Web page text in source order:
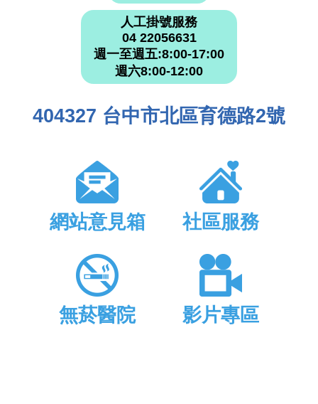
人工掛號服務
04 22056631
週一至週五:8:00-17:00
週六8:00-12:00
404327 台中市北區育德路2號
網站意見箱 社區服務
無菸醫院 影片專區